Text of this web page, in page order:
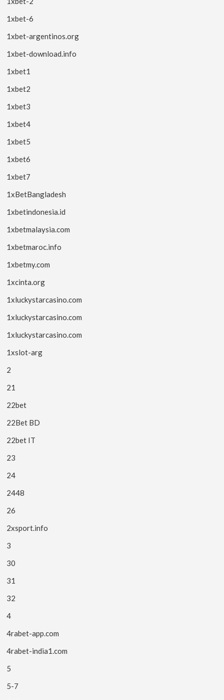
1xbet-6
1xbet-argentinos.org
1xbet-download.info
1xbet1
1xbet2
1xbet3
1xbet4
1xbet5
1xbet6
1xbet7
1xBetBangladesh
1xbetindonesia.id
1xbetmalaysia.com
1xbetmaroc.info
1xbetmy.com
1xcinta.org
1xluckystarcasino.com
1xluckystarcasino.com
1xluckystarcasino.com
1xslot-arg
2
21
22bet
22Bet BD
22bet IT
23
24
2448
26
2xsport.info
3
30
31
32
4
4rabet-app.com
4rabet-india1.com
5
5-7